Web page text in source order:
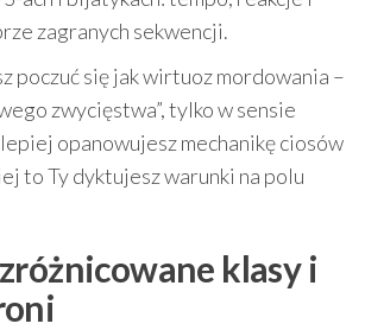
zagranych sekwencji.
poczuć się jak wirtuoz mordowania –
zwycięstwa”, tylko w sensie
opanowujesz mechanikę ciosów
to Ty dyktujesz warunki na polu
klasy i